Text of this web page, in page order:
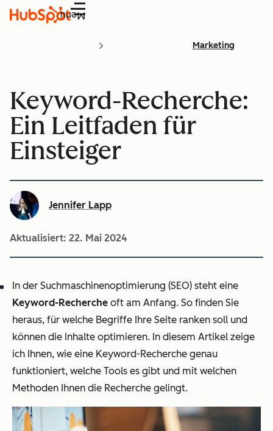
Menü
Marketing
Keyword-Recherche:
Ein Leitfaden für
Einsteiger
Jennifer Lapp
Aktualisiert: 22. Mai 2024
In der Suchmaschinenoptimierung (SEO) steht eine
Keyword-Recherche oft am Anfang. So finden Sie
heraus, für welche Begriffe Ihre Seite ranken soll und
können die Inhalte optimieren. In diesem Artikel zeige
ich Ihnen, wie eine Keyword-Recherche genau
funktioniert, welche Tools es gibt und mit welchen
Methoden Ihnen die Recherche gelingt.